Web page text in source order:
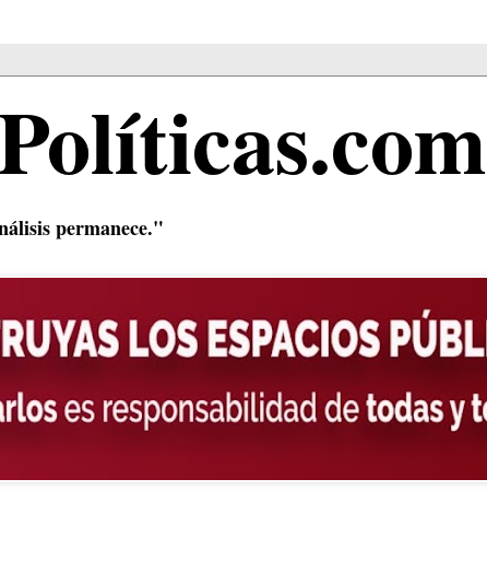
permanece."